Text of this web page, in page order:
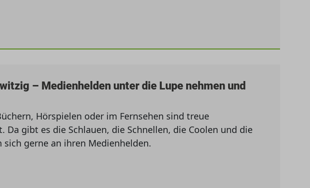
– Medienhelden unter die Lupe nehmen und
Hörspielen oder im Fernsehen sind treue
Da gibt es die Schlauen, die Schnellen, die Coolen und die
gerne an ihren Medienhelden.